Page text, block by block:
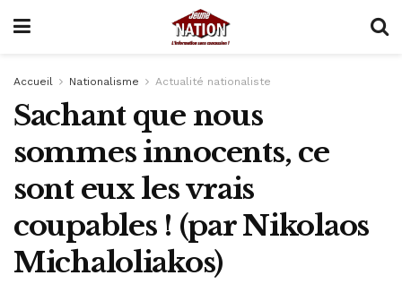
Accueil Nationalisme Actualité nationaliste
Sachant que nous
sommes innocents, ce
sont eux les vrais
coupables ! (par Nikolaos
Michaloliakos)